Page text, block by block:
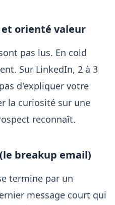
et orienté valeur
pas lus. En cold
Sur LinkedIn, 2 à 3
d'expliquer votre
la curiosité sur une
reconnaît.
breakup email)
termine par un
message court qui